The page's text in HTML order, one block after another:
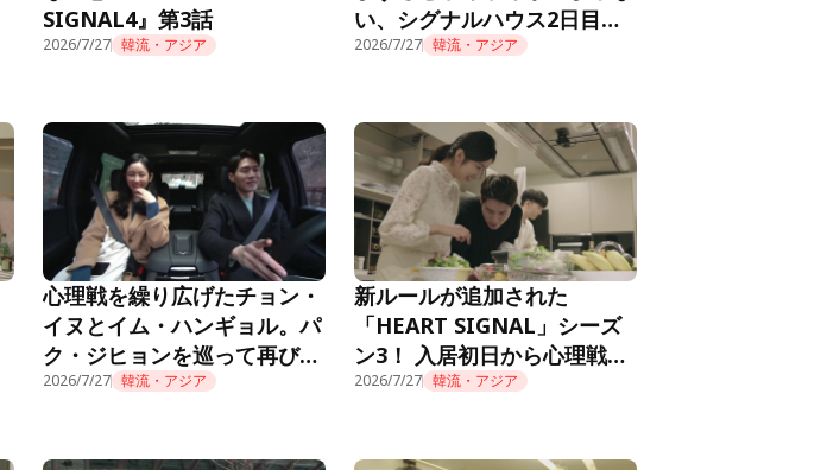
SIGNAL4』第3話
2026/7/27 韓流・アジア
い、シグナルハウス2日目の
朝『HEART SIGNAL4』第2
2026/7/27 韓流・アジア
心理戦を繰り広げたチョン・
イヌとイム・ハンギョル。パ
ク・ジヒョンを巡って再び火
花を燃やし……？！『HEART
2026/7/27 韓流・アジア
新ルールが追加された
「HEART SIGNAL」シーズ
ン3！ 入居初日から心理戦が
始まり……『HEART
2026/7/27 韓流・アジア